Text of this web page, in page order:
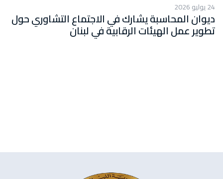
24 يوليو 2026
ديوان المحاسبة يشارك في الاجتماع التشاوري حول
تطوير عمل الهيئات الرقابية في لبنان